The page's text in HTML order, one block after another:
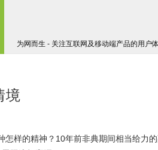
为网而生 - 关注互联网及移动端产品的用户
境
怎样的精神？10年前非典期间相当给力